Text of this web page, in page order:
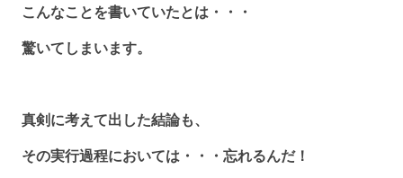
こんなことを書いていたとは・・・
驚いてしまいます。
真剣に考えて出した結論も、
その実行過程においては・・・忘れるんだ！